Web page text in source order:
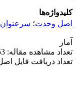
کلیدواژه‌ها
اصل وحدت؛
آمار
تعداد مشاهده مقاله: 2,253
تعداد دریافت فایل اصل